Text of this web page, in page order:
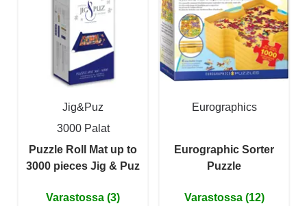
Jig&Puz
3000 Palat
Puzzle Roll Mat up to
3000 pieces Jig & Puz
Varastossa (3)
Eurographics
Eurographic Sorter
Puzzle
Varastossa (12)